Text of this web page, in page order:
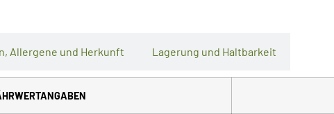
Allergene und Herkunft Lagerung und Haltbarkeit